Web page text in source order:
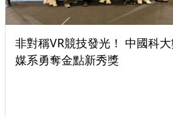
國科大榮獲全台首家
聲」與「Wwise」雙
一銀
時代